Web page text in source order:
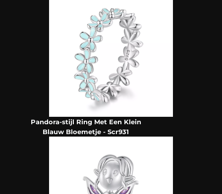
Pandora-stijl Ring Met Een Klein
Blauw Bloemetje - Scr931